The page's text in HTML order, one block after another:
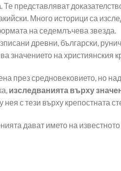
. Те представляват
Много историци са
на седемлъчева звезда.
древни, български,
значението на християнския
през средновековието, но
изследванията върху
нея с тези върху крепостната
дават името на